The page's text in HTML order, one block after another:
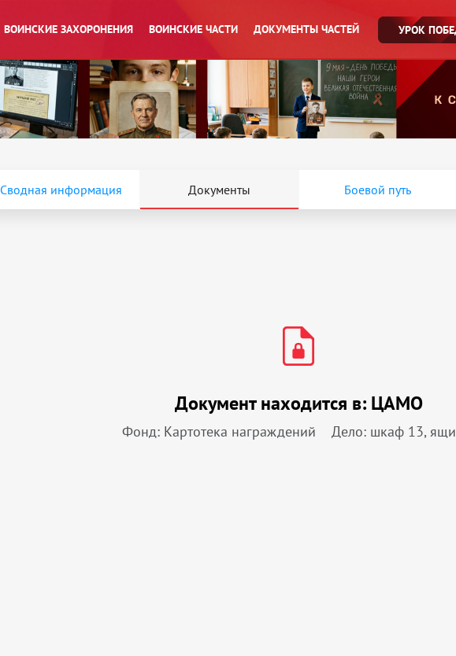
ВОИНСКИЕ ЗАХОРОНЕНИЯ ВОИНСКИЕ ЧАСТИ ДОКУМЕНТЫ ЧАСТЕЙ УРОК
Сводная информация Документы Боевой путь
Документ находится в: ЦАМО
Фонд: Картотека награждений Дело: шкаф 13,